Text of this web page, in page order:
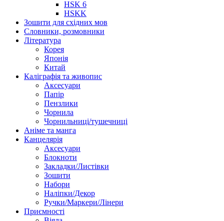
HSK 6
HSKK
Зошити для східних мов
Словники, розмовники
Література
Корея
Японія
Китай
Каліграфія та живопис
Аксесуари
Папір
Пензлики
Чорнила
Чорнильниці/тушечниці
Аніме та манга
Канцелярія
Аксесуари
Блокноти
Закладки/Листівки
Зошити
Набори
Наліпки/Декор
Ручки/Маркери/Лінери
Приємності